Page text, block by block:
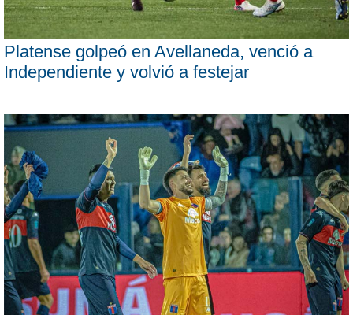
Platense golpeó en Avellaneda, venció a
Independiente y volvió a festejar